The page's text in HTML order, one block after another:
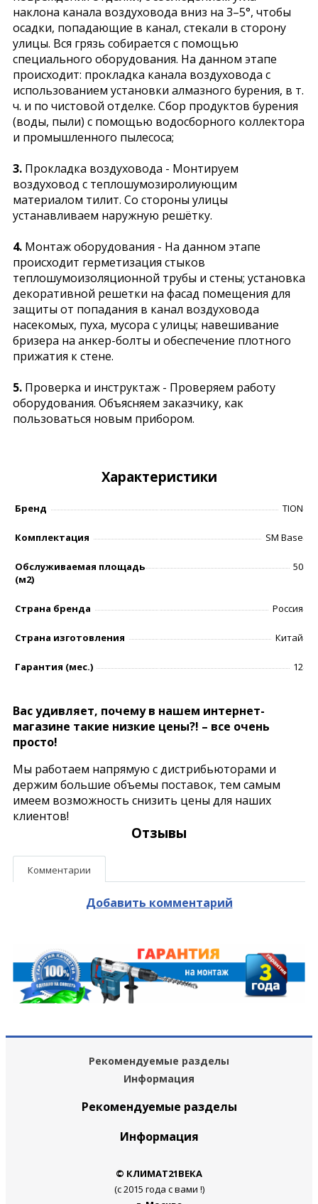
наклона канала воздуховода вниз на 3–5°, чтобы
осадки, попадающие в канал, стекали в сторону
улицы. Вся грязь собирается с помощью
специального оборудования. На данном этапе
происходит: прокладка канала воздуховода с
использованием установки алмазного бурения, в т.
ч. и по чистовой отделке. Cбор продуктов бурения
(воды, пыли) с помощью водосборного коллектора
и промышленного пылесоса;
3. Прокладка воздуховода - Монтируем
воздуховод с теплошумозиролиующим
материалом тилит. Со стороны улицы
устанавливаем наружную решётку.
4. Монтаж оборудования - На данном этапе
происходит герметизация стыков
теплошумоизоляционной трубы и стены; установка
декоративной решетки на фасад помещения для
защиты от попадания в канал воздуховода
насекомых, пуха, мусора с улицы; навешивание
бризера на анкер-болты и обеспечение плотного
прижатия к стене.
5. Проверка и инструктаж - Проверяем работу
оборудования. Объясняем заказчику, как
пользоваться новым прибором.
Характеристики
Бренд TION
Комплектация SM Base
Обслуживаемая площадь
(м2)
50
Страна бренда Россия
Страна изготовления Китай
Гарантия (мес.) 12
Вас удивляет, почему в нашем интернет-
магазине такие низкие цены?! – все очень
просто!
Мы работаем напрямую с дистрибьюторами и
держим большие объемы поставок, тем самым
имеем возможность снизить цены для наших
клиентов!
Отзывы
Комментарии
Добавить комментарий
Рекомендуемые разделы
Информация
Рекомендуемые разделы
Информация
© КЛИМАТ21ВЕКА
(с 2015 года с вами !)